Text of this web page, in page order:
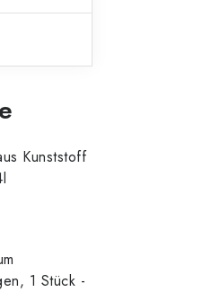
Kunststoff
1 Stück -